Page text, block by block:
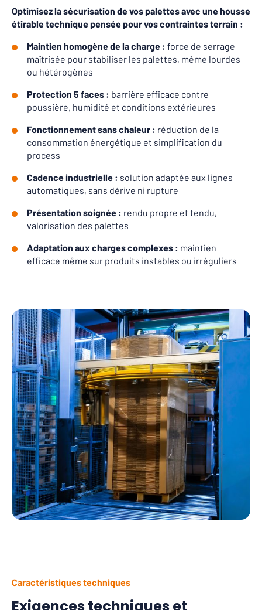
Optimisez la sécurisation de vos palettes avec une housse
étirable technique pensée pour vos contraintes terrain :
Maintien homogène de la charge : force de serrage
maîtrisée pour stabiliser les palettes, même lourdes
ou hétérogènes
Protection 5 faces : barrière efficace contre
poussière, humidité et conditions extérieures
Fonctionnement sans chaleur : réduction de la
consommation énergétique et simplification du
process
Cadence industrielle : solution adaptée aux lignes
automatiques, sans dérive ni rupture
Présentation soignée : rendu propre et tendu,
valorisation des palettes
Adaptation aux charges complexes : maintien
efficace même sur produits instables ou irréguliers
Caractéristiques techniques